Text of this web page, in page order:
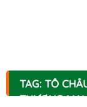
TAG: TÔ
THƯƠNG